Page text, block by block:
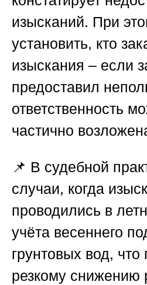
изысканий. При
установить, кто
изыскания – если
предоставил
ответственность
частично
📌 В судебной
случаи, когда
проводились в
учёта весеннего
грунтовых вод, что
резкому снижению